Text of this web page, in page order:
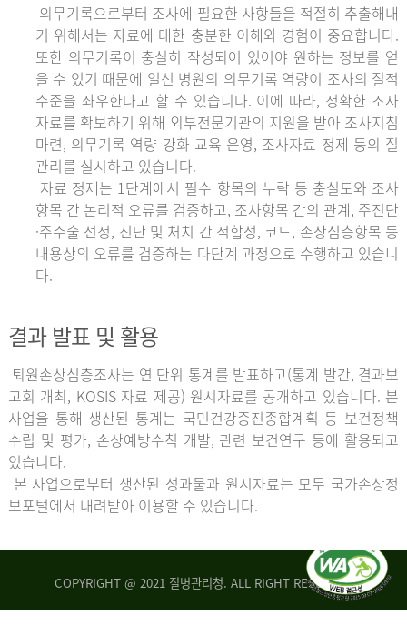
의무기록으로부터 조사에 필요한 사항들을 적절히 추출해내
기 위해서는 자료에 대한 충분한 이해와 경험이 중요합니다.
또한 의무기록이 충실히 작성되어 있어야 원하는 정보를 얻
을 수 있기 때문에 일선 병원의 의무기록 역량이 조사의 질적
수준을 좌우한다고 할 수 있습니다. 이에 따라, 정확한 조사
자료를 확보하기 위해 외부전문기관의 지원을 받아 조사지침
마련, 의무기록 역량 강화 교육 운영, 조사자료 정제 등의 질
관리를 실시하고 있습니다.
자료 정제는 1단계에서 필수 항목의 누락 등 충실도와 조사
항목 간 논리적 오류를 검증하고, 조사항목 간의 관계, 주진단
·주수술 선정, 진단 및 처치 간 적합성, 코드, 손상심층항목 등
내용상의 오류를 검증하는 다단계 과정으로 수행하고 있습니
다.
결과 발표 및 활용
퇴원손상심층조사는 연 단위 통계를 발표하고(통계 발간, 결과보
고회 개최, KOSIS 자료 제공) 원시자료를 공개하고 있습니다. 본
사업을 통해 생산된 통계는 국민건강증진종합계획 등 보건정책
수립 및 평가, 손상예방수칙 개발, 관련 보건연구 등에 활용되고
있습니다.
본 사업으로부터 생산된 성과물과 원시자료는 모두 국가손상정
보포털에서 내려받아 이용할 수 있습니다.
COPYRIGHT @ 2021 질병관리청. ALL RIGHT RESERVED